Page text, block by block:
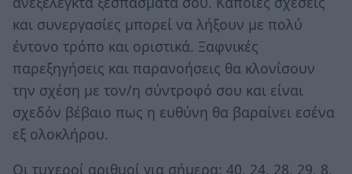
και συνεργασίες μπορεί να λήξουν με πολύ
έντονο τρόπο και οριστικά. Ξαφνικές
παρεξηγήσεις και παρανοήσεις θα κλονίσουν
την σχέση με τον/η σύντροφό σου και είναι
σχεδόν βέβαιο πως η ευθύνη θα βαραίνει εσένα
εξ ολοκλήρου.
Οι τυχεροί αριθμοί για σήμερα: 40, 24, 28, 29, 8,